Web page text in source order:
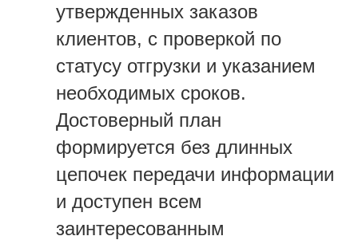
утвержденных заказов
клиентов, с проверкой по
статусу отгрузки и указанием
необходимых сроков.
Достоверный план
формируется без длинных
цепочек передачи информации
и доступен всем
заинтересованным